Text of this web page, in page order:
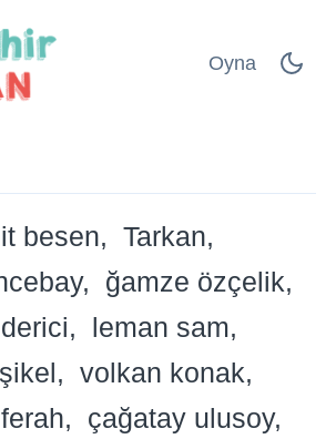
Oyna
besen
Tarkan
ğamze özçelik
leman sam
volkan konak
çağatay ulusoy